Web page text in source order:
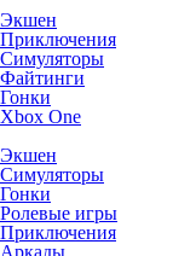
Экшен
Приключения
Симуляторы
Файтинги
Гонки
Xbox One
Экшен
Симуляторы
Гонки
Ролевые игры
Приключения
Аркады